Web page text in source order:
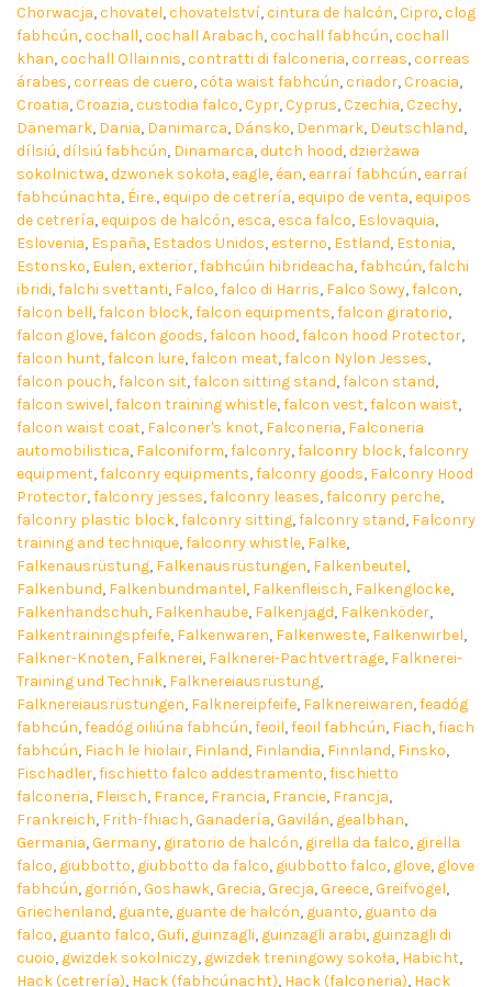
Chorwacja,chovatel,chovatelství,cintura de halcón,Cipro,clog
fabhcún,cochall,cochall Arabach,cochall fabhcún,cochall
khan,cochall Ollainnis,contratti di falconeria,correas,correas
árabes,correas de cuero,cóta waist fabhcún,criador,Croacia,
Croatia,Croazia,custodia falco,Cypr,Cyprus,Czechia,Czechy,
Dänemark, Dania, Danimarca, Dánsko, Denmark, Deutschland,
dílsiú,dílsiú fabhcún, Dinamarca,dutch hood,dzierżawa
sokolnictwa,dzwonek sokoła,eagle,éan,earraí fabhcún,earraí
fabhcúnachta, Éire.,equipo de cetrería,equipo de venta,equipos
de cetrería,equipos de halcón,esca,esca falco, Eslovaquia,
Eslovenia, España, Estados Unidos,esterno, Estland, Estonia,
Estonsko, Eulen,exterior,fabhcúin hibrideacha,fabhcún,falchi
ibridi,falchi svettanti, Falco,falco di Harris, Falco Sowy,falcon,
falcon bell,falcon block,falcon equipments,falcon giratorio,
falcon glove,falcon goods,falcon hood,falcon hood Protector,
falcon hunt,falcon lure,falcon meat,falcon Nylon Jesses,
falcon pouch,falcon sit,falcon sitting stand,falcon stand,
falcon swivel,falcon training whistle,falcon vest,falcon waist,
falcon waist coat, Falconer's knot, Falconeria, Falconeria
automobilistica, Falconiform,falconry,falconry block,falconry
equipment,falconry equipments,falconry goods, Falconry Hood
Protector,falconry jesses,falconry leases,falconry perche,
falconry plastic block,falconry sitting,falconry stand, Falconry
training and technique,falconry whistle, Falke,
Falkenausrüstung, Falkenausrüstungen, Falkenbeutel,
Falkenbund, Falkenbundmantel, Falkenfleisch, Falkenglocke,
Falkenhandschuh, Falkenhaube, Falkenjagd, Falkenköder,
Falkentrainingspfeife, Falkenwaren, Falkenweste, Falkenwirbel,
Falkner-Knoten, Falknerei, Falknerei-Pachtverträge, Falknerei-
Training und Technik, Falknereiausrüstung,
Falknereiausrüstungen, Falknereipfeife, Falknereiwaren,feadóg
fabhcún,feadóg oiliúna fabhcún,feoil,feoil fabhcún, Fiach,fiach
fabhcún, Fiach le hiolair, Finland, Finlandia, Finnland, Finsko,
Fischadler,fischietto falco addestramento,fischietto
falconeria, Fleisch, France, Francia, Francie, Francja,
Frankreich, Frith-fhiach,Ganadería,Gavilán, gealbhan,
Germania,Germany, giratorio de halcón, girella da falco, girella
falco, giubbotto, giubbotto da falco, giubbotto falco, glove, glove
fabhcún, gorrión,Goshawk,Grecia,Grecja,Greece,Greifvögel,
Griechenland, guante, guante de halcón, guanto, guanto da
falco, guanto falco,Gufi, guinzagli, guinzagli arabi, guinzagli di
cuoio, gwizdek sokolniczy, gwizdek treningowy sokoła, Habicht,
Hack (cetrería), Hack (fabhcúnacht), Hack (falconeria), Hack